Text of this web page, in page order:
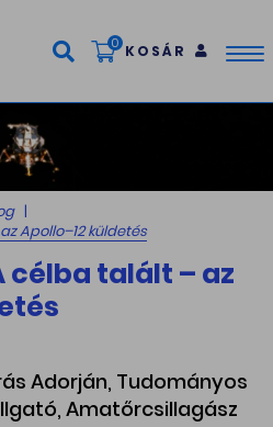
0 KOSÁR
Apollo–12 küldetés
célba talált – az
Adorján, Tudományos
Amatőrcsillagász